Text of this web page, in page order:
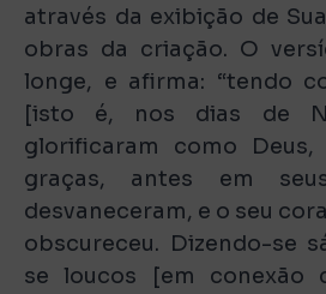
através da exibição de
obras da criação. O
longe, e afirma: “tendo
[isto é, nos dias de
glorificaram como
graças, antes em
desvaneceram, e o seu
obscureceu. Dizendo-se
se loucos [em conexão